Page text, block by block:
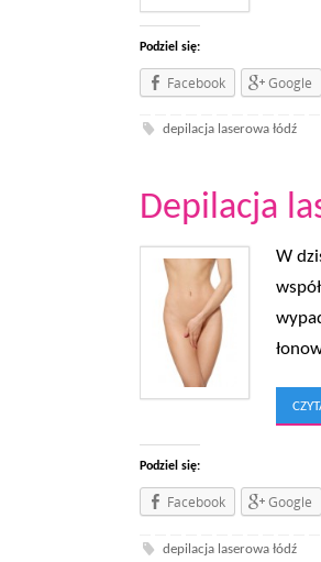
Podziel się:
Facebook Google
depilacja laserowa łódź
Depilacja
W
Podziel się:
Facebook Google
depilacja laserowa łódź